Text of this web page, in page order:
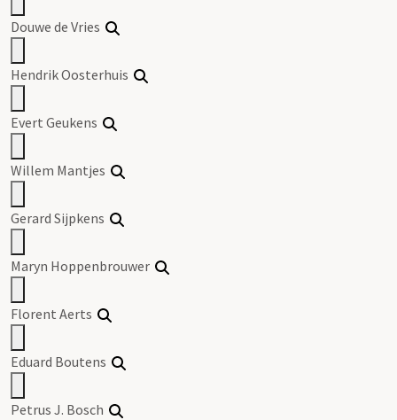
Douwe de Vries
Hendrik Oosterhuis
Evert Geukens
Willem Mantjes
Gerard Sijpkens
Maryn Hoppenbrouwer
Florent Aerts
Eduard Boutens
Petrus J. Bosch